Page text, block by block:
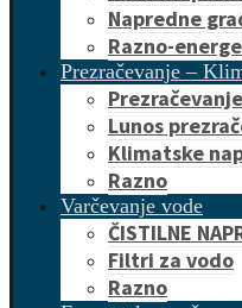
Napredne
Razno-
Prezračevanje –
Prezračevanje
Lunos
Klimatske
Razno
Varčevanje vode
ČISTILNE
Filtri za vodo
Razno